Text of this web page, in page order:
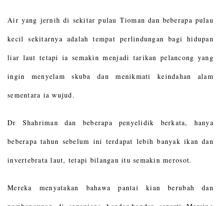
Air yang jernih di sekitar pulau Tioman dan beberapa pulau
kecil sekitarnya adalah tempat perlindungan bagi hidupan
liar laut tetapi ia semakin menjadi tarikan pelancong yang
ingin menyelam skuba dan menikmati keindahan alam
sementara ia wujud.
Dr Shahriman dan beberapa penyelidik berkata, hanya
beberapa tahun sebelum ini terdapat lebih banyak ikan dan
invertebrata laut, tetapi bilangan itu semakin merosot.
Mereka menyatakan bahawa pantai kian berubah dan